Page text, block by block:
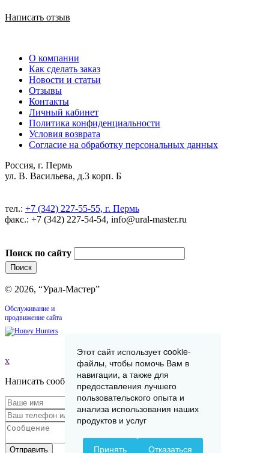
Написать отзыв
О компании
Как сделать заказ
Новости и статьи
Отзывы
Контакты
Личный кабинет
Политика конфиденциальности
Условия возврата
Согласие на обработку персональных данных
Россия, г. Пермь
ул. В. Васильева, д.3 корп. Б
тел.: +7 (342) 227-55-55, г. Пермь
факс.: +7 (342) 227-54-54, info@ural-master.ru
Поиск по сайту
© 2026, “Урал-Мастер”
Обслуживание и
продвижение сайта
x
Написать сообщение
Отправить
Этот сайт использует cookie-
файлы, чтобы помочь Вам в
навигации, а также для
предоставления лучшего
пользовательского опыта и
анализа использования наших
продуктов и услуг
Принять Отказаться